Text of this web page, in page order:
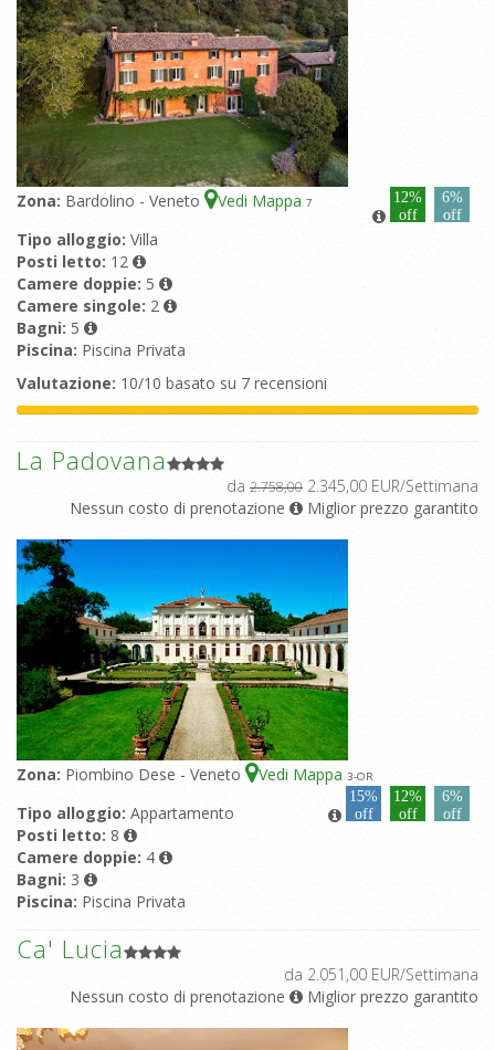
Zona: Bardolino - Veneto Vedi Mappa 7
12%
off
6%
off
Tipo alloggio: Villa
Posti letto: 12
Camere doppie: 5
Camere singole: 2
Bagni: 5
Piscina: Piscina Privata
Valutazione: 10/10 basato su 7 recensioni
La Padovana
da 2.758,00 2.345,00 EUR/Settimana
Nessun costo di prenotazione
Miglior prezzo garantito
Zona: Piombino Dese - Veneto Vedi Mappa 3-OR
15%
off
12%
off
6%
off
Tipo alloggio: Appartamento
Posti letto: 8
Camere doppie: 4
Bagni: 3
Piscina: Piscina Privata
Ca' Lucia
da 2.051,00 EUR/Settimana
Nessun costo di prenotazione
Miglior prezzo garantito